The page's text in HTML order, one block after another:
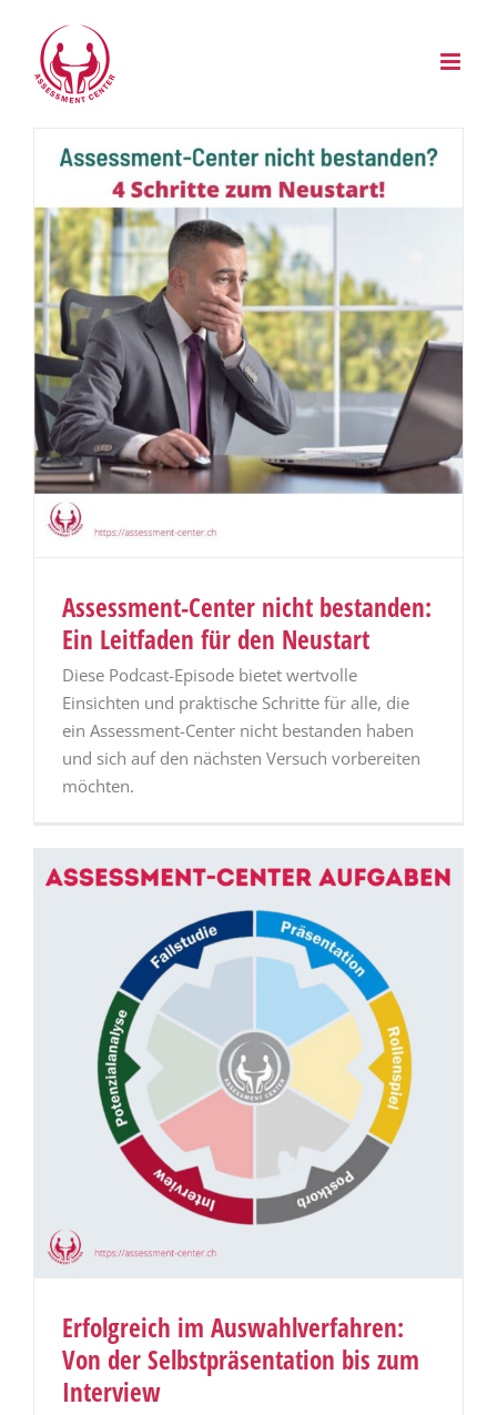
springen
Assessment-Center nicht bestanden:
Ein Leitfaden für den Neustart
Diese Podcast-Episode bietet wertvolle
Einsichten und praktische Schritte für alle, die
ein Assessment-Center nicht bestanden haben
und sich auf den nächsten Versuch vorbereiten
möchten.
Erfolgreich im Auswahlverfahren:
Von der Selbstpräsentation bis zum
Interview